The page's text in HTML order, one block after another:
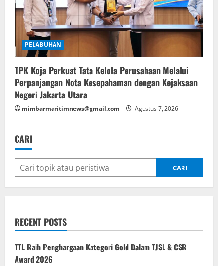
PELABUHAN
TPK Koja Perkuat Tata Kelola Perusahaan Melalui
Perpanjangan Nota Kesepahaman dengan Kejaksaan
Negeri Jakarta Utara
mimbarmaritimnews@gmail.com Agustus 7, 2026
CARI
CARI
RECENT POSTS
TTL Raih Penghargaan Kategori Gold Dalam TJSL & CSR
Award 2026